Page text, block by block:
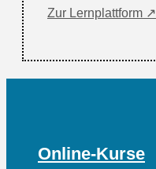
Zur Lernplattform ↗
Online-Kurse